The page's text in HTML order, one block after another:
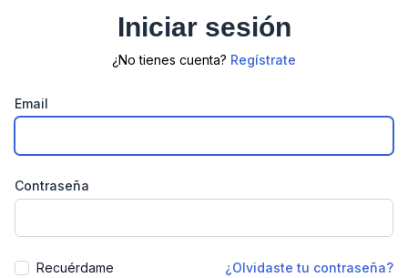
Iniciar sesión
¿No tienes cuenta? Regístrate
Email
Contraseña
Recuérdame ¿Olvidaste tu contraseña?